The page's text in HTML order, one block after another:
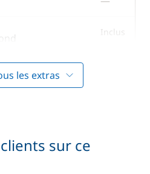
Inclus
les extras
sur ce